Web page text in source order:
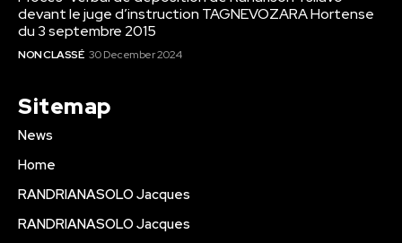
devant le juge d’instruction TAGNEVOZARA Hortense
du 3 septembre 2015
NON CLASSÉ 30 December 2024
Sitemap
News
Home
RANDRIANASOLO Jacques
RANDRIANASOLO Jacques